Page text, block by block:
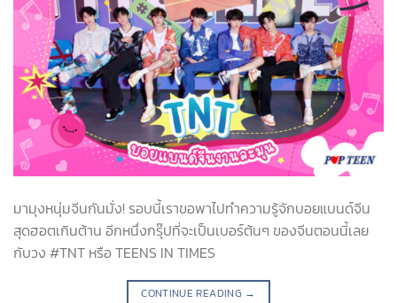
มามุงหนุ่มจีนกันมั่ง! รอบนี้เราขอพาไปทำความรู้จักบอยแบนด์จีน
สุดฮอตเกินต้าน อีกหนึ่งกรุ๊ปที่จะเป็นเบอร์ต้นๆ ของจีนตอนนี้เลย
กับวง #TNT หรือ TEENS IN TIMES
CONTINUE READING →